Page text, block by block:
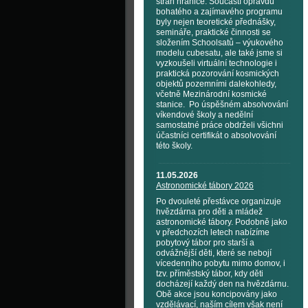
bohatého a zajímavého programu
byly nejen teoretické přednášky,
semináře, praktické činnosti se
složením Schoolsatů – výukového
modelu cubesatu, ale také jsme si
vyzkoušeli virtuální technologie i
praktická pozorování kosmických
objektů pozemními dalekohledy,
včetně Mezinárodní kosmické
stanice. Po úspěšném absolvování
víkendové školy a nedělní
samostatné práce obdrželi všichni
účastníci certifikát o absolvování
této školy.
11.05.2026
Astronomické tábory 2026
Po dvouleté přestávce organizuje
hvězdárna pro děti a mládež
astronomické tábory. Podobně jako
v předchozích letech nabízíme
pobytový tábor pro starší a
odvážnější děti, které se nebojí
vícedenního pobytu mimo domov, i
tzv. příměstský tábor, kdy děti
docházejí každý den na hvězdárnu.
Obě akce jsou koncipovány jako
vzdělávací, naším cílem však není